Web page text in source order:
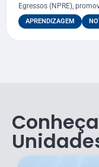
Egressos (NPRE),
APRENDIZAGEM